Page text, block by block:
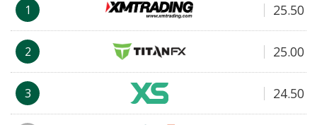
1 25.50
2 25.00
3 24.50